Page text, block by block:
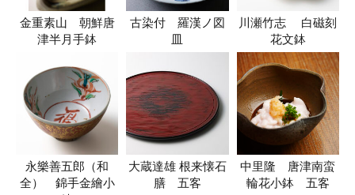
金重素山 朝鮮唐
津半月手鉢
古染付 羅漢ノ図
皿
川瀬竹志 白磁刻
花文鉢
永樂善五郎（和
全） 錦手金繪小
大蔵達雄 根来懐石
膳 五客
中里隆 唐津南蛮
輪花小鉢 五客